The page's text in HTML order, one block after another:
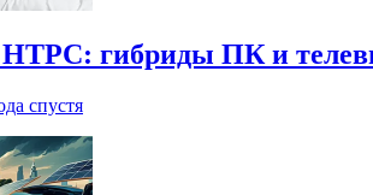
гибриды ПК и
спустя